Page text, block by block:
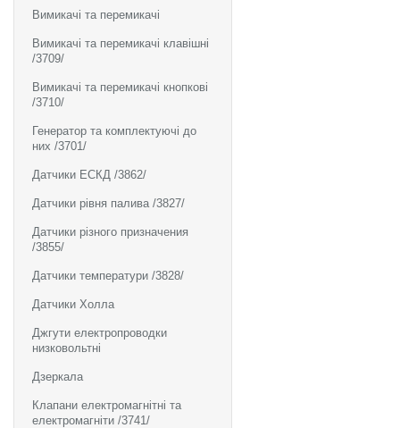
Вимикачі та перемикачі
Вимикачі та перемикачі клавішні
/3709/
Вимикачі та перемикачі кнопкові
/3710/
Генератор та комплектуючі до
них /3701/
Датчики ЕСКД /3862/
Датчики рівня палива /3827/
Датчики різного призначения
/3855/
Датчики температури /3828/
Датчики Холла
Джгути електропроводки
низковольтні
Дзеркала
Клапани електромагнітні та
електромагніти /3741/